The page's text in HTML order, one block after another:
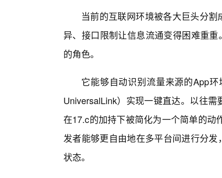
当前的互联网环境被各大巨头分
异、接口限制让信息流通变得困难重
的角色。
它能够自动识别流量来源的App
UniversalLink）实现一键直达。以往
在17.c的加持下被简化为一个简单的动
发者能够更自由地在多平台间进行分
状态。